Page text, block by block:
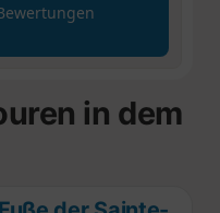
in dem